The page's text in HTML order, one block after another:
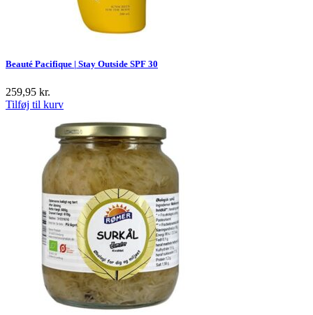
Beauté Pacifique | Stay Outside SPF 30
259,95 kr.
Tilføj til kurv